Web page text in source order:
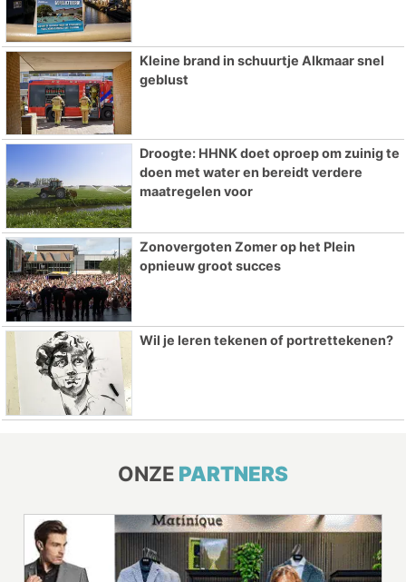
Kleine brand in schuurtje Alkmaar snel
geblust
Droogte: HHNK doet oproep om zuinig te
doen met water en bereidt verdere
maatregelen voor
Zonovergoten Zomer op het Plein
opnieuw groot succes
Wil je leren tekenen of portrettekenen?
ONZE PARTNERS